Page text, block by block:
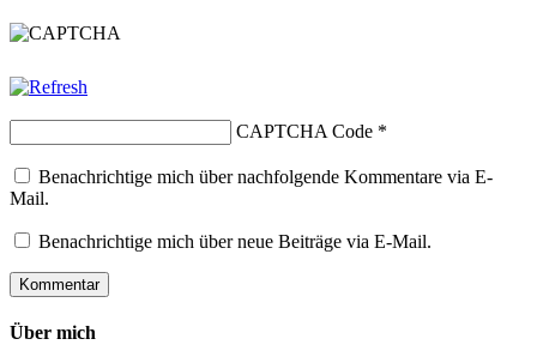
CAPTCHA Code *
Benachrichtige mich über nachfolgende Kommentare via E-
Mail.
Benachrichtige mich über neue Beiträge via E-Mail.
Über mich